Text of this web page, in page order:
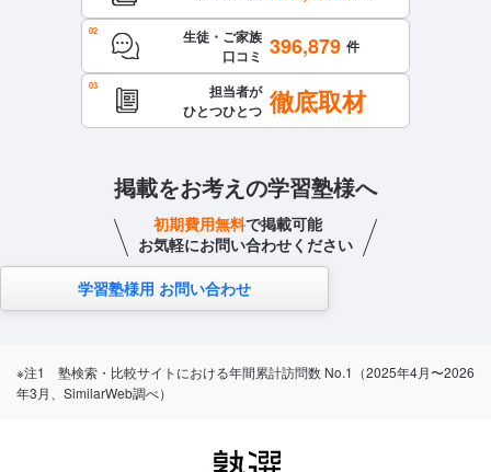
生徒・ご家族
口コミ 396,879 件
担当者が
ひとつひとつ 徹底取材
掲載をお考えの学習塾様へ
初期費用無料で掲載可能
お気軽にお問い合わせください
学習塾様用 お問い合わせ
※注1 塾検索・比較サイトにおける年間累計訪問数 No.1（2025年4月〜2026
年3月、SimilarWeb調べ）